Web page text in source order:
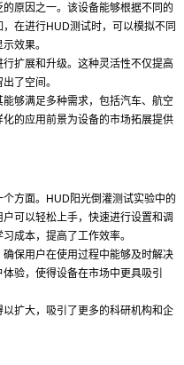
原因之一。该设备能够根据不同的
在进行HUD测试时，可以模拟不同
效果。
扩展和升级。这种灵活性不仅提高
了空间。
够满足多种需求，包括汽车、航空
的应用前景为设备的市场拓展提供
方面。HUD阳光倒灌测试实验中的
可以轻松上手，快速进行设置和调
成本，提高了工作效率。
保用户在使用过程中能够及时解决
验，使得设备在市场中更具吸引
扩大，吸引了更多的科研机构和企